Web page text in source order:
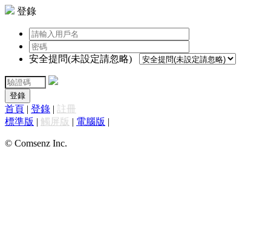
登錄
安全提問(未設定請忽略)
登錄
首頁 | 登錄 | 註冊
標準版 | 觸屏版 | 電腦版 |
© Comsenz Inc.